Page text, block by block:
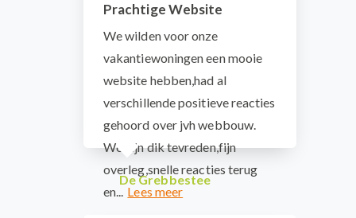
Prachtige Website
We wilden voor onze
vakantiewoningen een mooie
website hebben,had al
verschillende positieve reacties
gehoord over jvh webbouw.
We zijn dik tevreden,fijn
overleg,snelle reacties terug
en...
De Grebbestee